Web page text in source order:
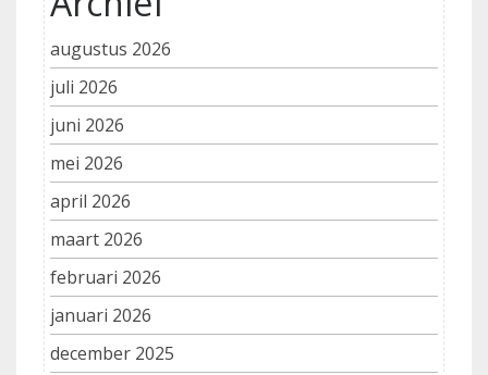
augustus 2026
juli 2026
juni 2026
mei 2026
april 2026
maart 2026
februari 2026
januari 2026
december 2025